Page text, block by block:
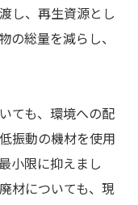
し、再生資源とし
の総量を減らし、
ても、環境への配
振動の機材を使用
小限に抑えまし
材についても、現